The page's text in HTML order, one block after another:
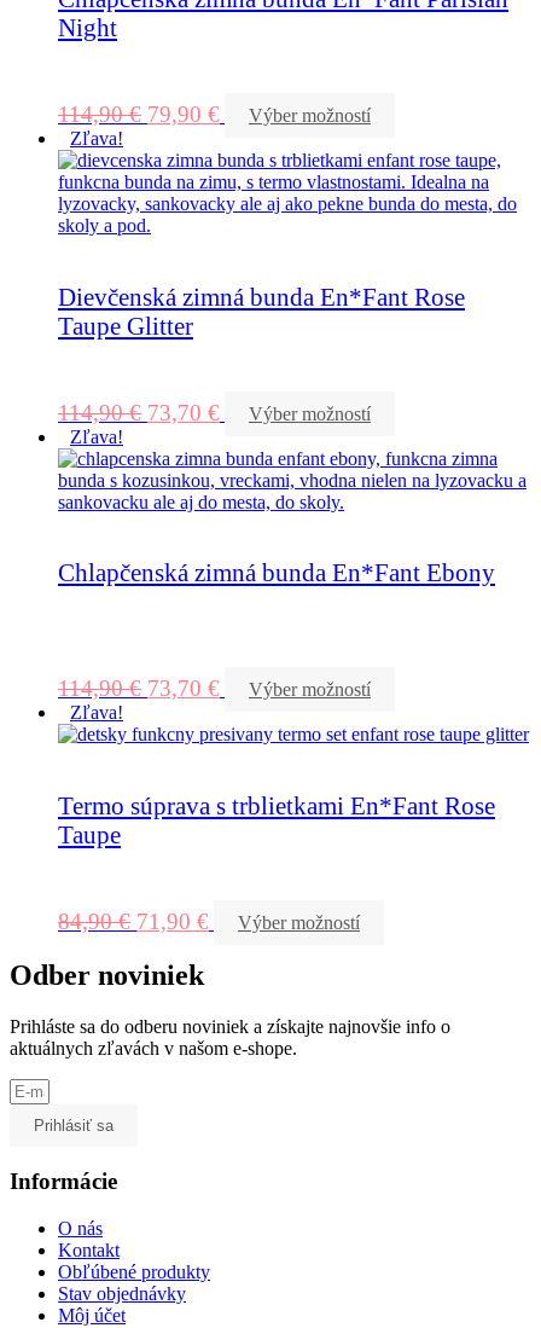
Night
114,90€ 79,90 €
Výber možností
Zľava!
Dievčenská zimná bunda En*Fant Rose
Taupe Glitter
114,90€ 73,70 €
Výber možností
Zľava!
Chlapčenská zimná bunda En*Fant Ebony
114,90€ 73,70 €
Výber možností
Zľava!
Termo súprava s trblietkami En*Fant Rose
Taupe
84,90€ 71,90 € Výber možností
Odber noviniek
Prihláste sa do odberu noviniek a získajte najnovšie info o
aktuálnych zľavách v našom e-shope.
Prihlásiť sa
Informácie
O nás
Kontakt
Obľúbené produkty
Stav objednávky
Môj účet